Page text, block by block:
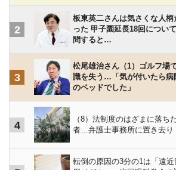
2
板東英二さんは気さくな人柄
った 甲子園延長18回につい
問すると…
3
松尾雄治さん（1）ゴルフ場
識を失う…「気が付いたら病
のベッドでした」
4
（8）法制度のはざまに落ち
者…弁護士事務所に置き去り
転倒の原因の3分の1は「遠近